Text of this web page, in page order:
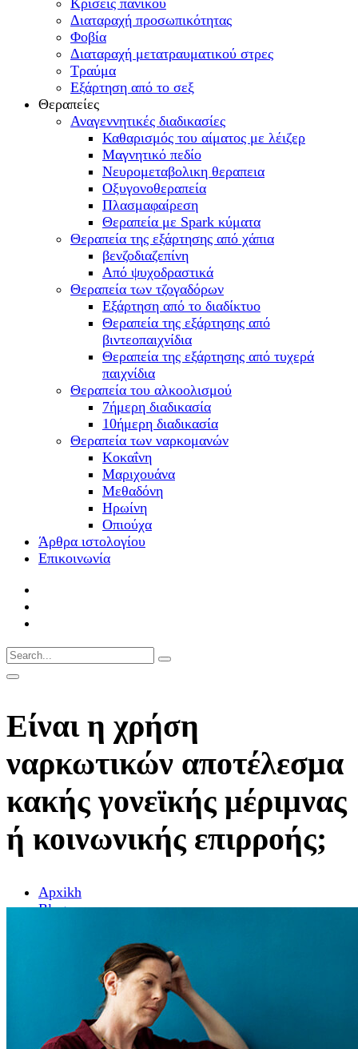
Κρίσεις πανικού
Διαταραχή προσωπικότητας
Φοβία
Διαταραχή μετατραυματικού στρες
Τραύμα
Εξάρτηση από το σεξ
Θεραπείες
Αναγεννητικές διαδικασίες
Καθαρισμός του αίματος με λέιζερ
Μαγνητικό πεδίο
Νευρομεταβολικη θεραπεια
Οξυγονοθεραπεία
Πλασμαφαίρεση
Θεραπεία με Spark κύματα
Θεραπεία της εξάρτησης από χάπια
βενζοδιαζεπίνη
Από ψυχοδραστικά
Θεραπεία των τζογαδόρων
Εξάρτηση από το διαδίκτυο
Θεραπεία της εξάρτησης από
βιντεοπαιχνίδια
Θεραπεία της εξάρτησης από τυχερά
παιχνίδια
Θεραπεία του αλκοολισμού
7ήμερη διαδικασία
10ήμερη διαδικασία
Θεραπεία των ναρκομανών
Kοκαΐνη
Mαριχουάνα
Μεθαδόνη
Ηρωίνη
Oπιούχα
Άρθρα ιστολογίου
Επικοινωνία
Είναι η χρήση
ναρκωτικών αποτέλεσμα
κακής γονεϊκής μέριμνας
ή κοινωνικής επιρροής;
Αpxikh
Blog
Είναι η χρήση ναρκωτικών αποτέλεσμα κακής
γονεϊκής μέριμνας ή κοινωνικής επιρροής;